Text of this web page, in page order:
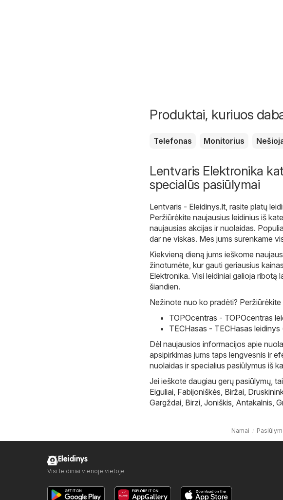
Produktai, kuriuos
Telefonas Monitorius
Lentvaris Elektronika
specialūs pasiūlymai
Lentvaris - Eleidinys.lt, rasite platų
Peržiūrėkite naujausius leidinius iš
naujausias akcijas ir nuolaidas.
dar ne viskas. Mes jums surenkame
Kiekvieną dieną jums ieškome
žinotumėte, kur gauti geriausius
Elektronika. Visi leidiniai galioja ribotą
šiandien.
Nežinote nuo ko pradėti? Peržiūrėkite
TOPOcentras - TOPOcentras
TECHasas - TECHasas
Dėl naujausios informacijos apie
apsipirkimas jums taps lengvesnis ir
nuolaidas ir specialius pasiūlymus iš
Jei ieškote daugiau gerų pasiūlymų,
Eiguliai, Fabijoniškės, Biržai,
Gargždai, Birzi, Joniškis, Antakalnis,
Namai
Eleidinys
Visi leidiniai vienoje vietoje